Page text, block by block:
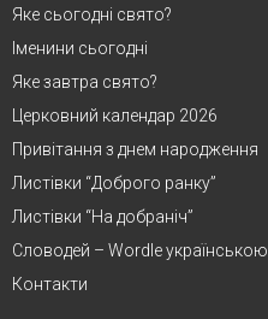
Яке сьогодні свято?
Іменини сьогодні
Яке завтра свято?
Церковний календар 2026
Привітання з днем народження
Листівки “Доброго ранку”
Листівки “На добраніч”
Словодей – Wordle українською
Контакти